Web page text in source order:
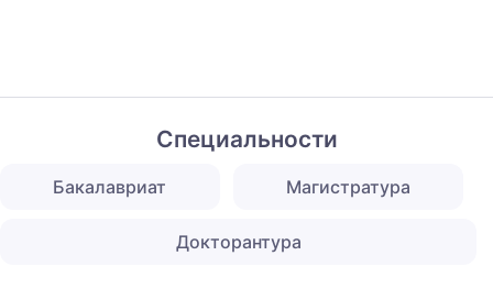
Специальности
Бакалавриат Магистратура
Докторантура